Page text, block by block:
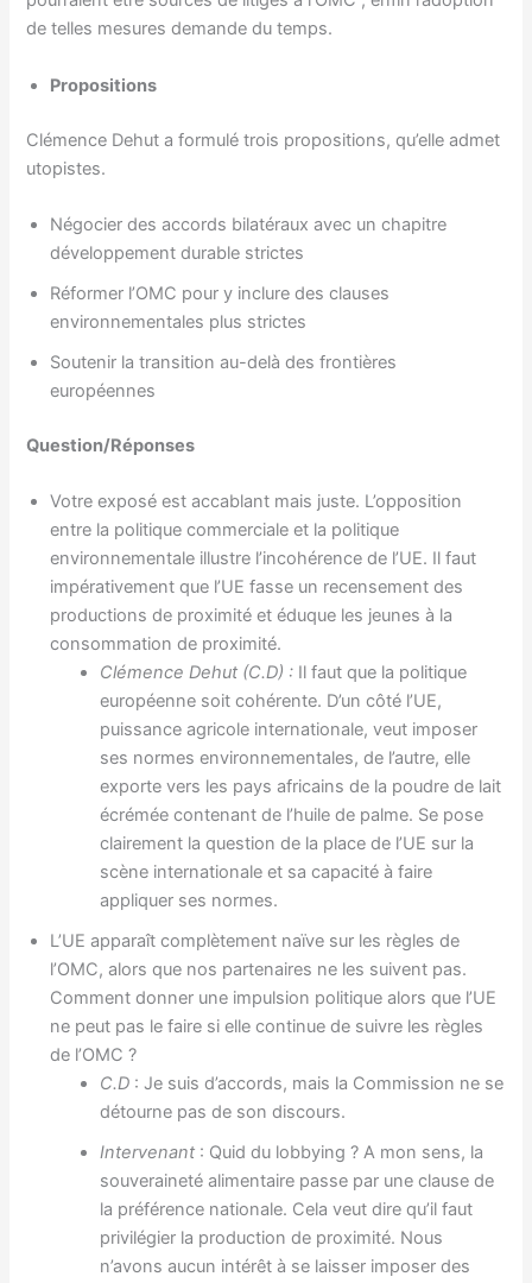
de telles mesures demande du temps.
Propositions
Clémence Dehut a formulé trois propositions, qu’elle admet
utopistes.
Négocier des accords bilatéraux avec un chapitre
développement durable strictes
Réformer l’OMC pour y inclure des clauses
environnementales plus strictes
Soutenir la transition au-delà des frontières
européennes
Question/Réponses
Votre exposé est accablant mais juste. L’opposition
entre la politique commerciale et la politique
environnementale illustre l’incohérence de l’UE. Il faut
impérativement que l’UE fasse un recensement des
productions de proximité et éduque les jeunes à la
consommation de proximité.
Clémence Dehut (C.D) : Il faut que la politique
européenne soit cohérente. D’un côté l’UE,
puissance agricole internationale, veut imposer
ses normes environnementales, de l’autre, elle
exporte vers les pays africains de la poudre de lait
écrémée contenant de l’huile de palme. Se pose
clairement la question de la place de l’UE sur la
scène internationale et sa capacité à faire
appliquer ses normes.
L’UE apparaît complètement naïve sur les règles de
l’OMC, alors que nos partenaires ne les suivent pas.
Comment donner une impulsion politique alors que l’UE
ne peut pas le faire si elle continue de suivre les règles
de l’OMC ?
C.D : Je suis d’accords, mais la Commission ne se
détourne pas de son discours.
Intervenant : Quid du lobbying ? A mon sens, la
souveraineté alimentaire passe par une clause de
la préférence nationale. Cela veut dire qu’il faut
privilégier la production de proximité. Nous
n’avons aucun intérêt à se laisser imposer des